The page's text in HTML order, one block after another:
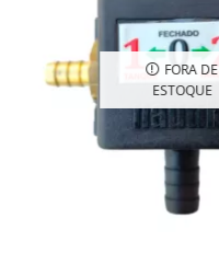
FORA DE
ESTOQUE